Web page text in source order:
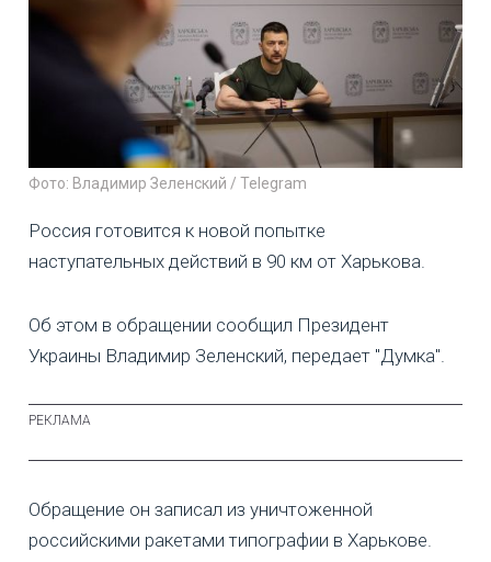
Фото: Владимир Зеленский / Telegram
Россия готовится к новой попытке
наступательных действий в 90 км от Харькова.
Об этом в обращении сообщил Президент
Украины Владимир Зеленский, передает "Думка".
Обращение он записал из уничтоженной
российскими ракетами типографии в Харькове.